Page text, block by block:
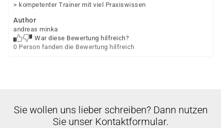
> kompetenter Trainer mit viel Praxiswissen
Author
andreas minka
War diese Bewertung hilfreich?
0 Person fanden die Bewertung hilfreich
Sie wollen uns lieber schreiben? Dann nutzen
Sie unser Kontaktformular.